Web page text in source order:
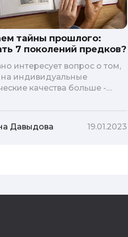
тайны прошлого:
7 поколений предков?
интересует вопрос о том,
на индивидуальные
качества больше -
астрологической практике
понятие геноскоп - влияние
предков на судьбу
Давыдова 19.01.2023